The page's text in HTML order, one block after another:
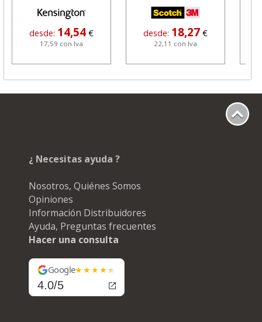
desde: 14,54 €
17,59 con Iva
desde: 18,27 €
22,11 con Iva
¿ Necesitas ayuda ?
Nosotros, Quiénes Somos
Opiniones
Información Distribuidores
Ayuda, Preguntas frecuentes
Hacer una consulta
Google
4.0/5